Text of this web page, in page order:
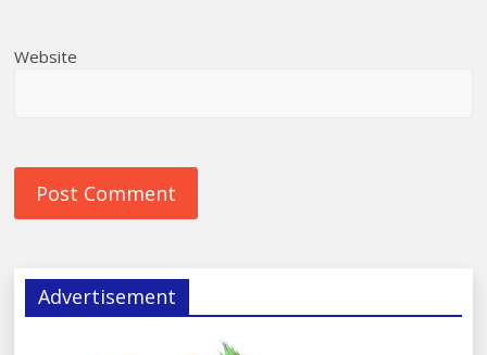
Website
Advertisement